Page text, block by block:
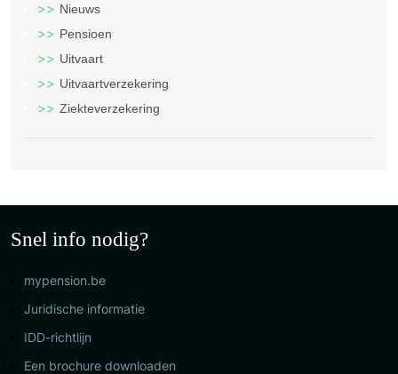
Nieuws
Pensioen
Uitvaart
Uitvaartverzekering
Ziekteverzekering
Snel info nodig?
mypension.be
Juridische informatie
IDD-richtlijn
Een brochure downloaden